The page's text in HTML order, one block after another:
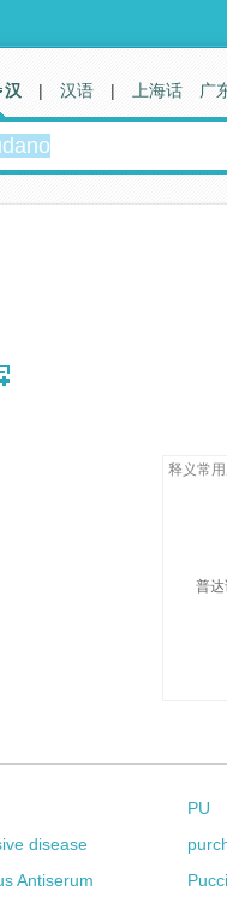
释义常
普
PU
disease
Antiserum
| 汉语 | 上海话 广